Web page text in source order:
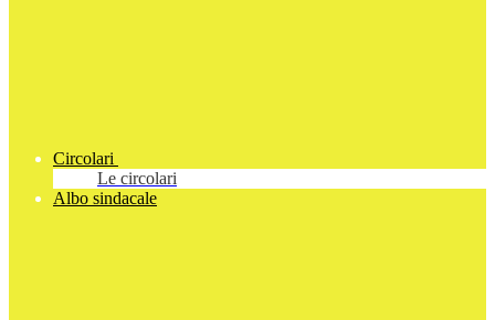
Circolari
Le circolari
Albo sindacale